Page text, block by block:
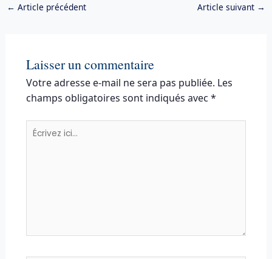
← Article précédent Article suivant →
Laisser un commentaire
Votre adresse e-mail ne sera pas publiée. Les
champs obligatoires sont indiqués avec *
Écrivez